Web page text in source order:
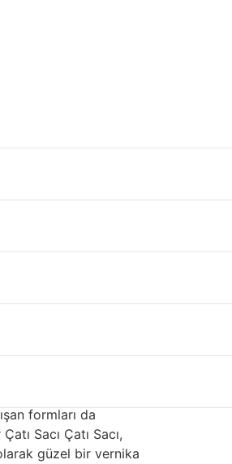
farklı
için kullanılan çelik,
karar verdiler.
formları da
Sacı Çatı Sacı,
güzel bir vernika